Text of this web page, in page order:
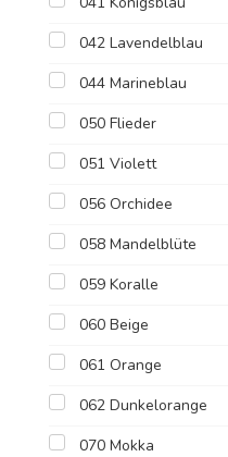
042 Lavendelblau
044 Marineblau
050 Flieder
051 Violett
056 Orchidee
058 Mandelblüte
059 Koralle
060 Beige
061 Orange
062 Dunkelorange
070 Mokka